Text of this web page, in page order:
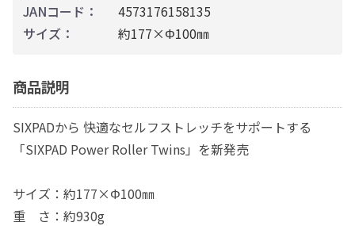
JANコード：
4573176158135
サイズ：
約177×Φ100㎜
商品説明
SIXPADから 快適なセルフストレッチをサポートする
「SIXPAD Power Roller Twins」を新発売
サイズ：約177×Φ100㎜
重 さ：約930g